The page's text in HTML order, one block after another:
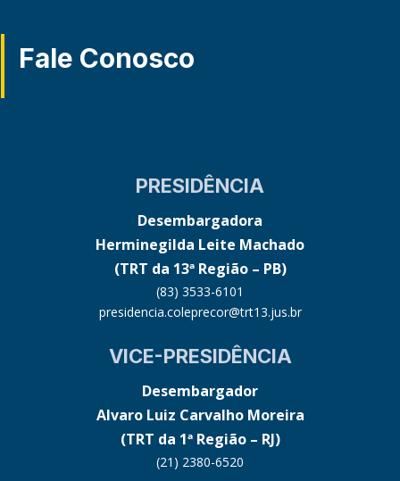
Fale Conosco
PRESIDÊNCIA
Desembargadora
Herminegilda Leite Machado
(TRT da 13ª Região – PB)
(83) 3533-6101
presidencia.coleprecor@trt13.jus.br
VICE-PRESIDÊNCIA
Desembargador
Alvaro Luiz Carvalho Moreira
(TRT da 1ª Região – RJ)
(21) 2380-6520